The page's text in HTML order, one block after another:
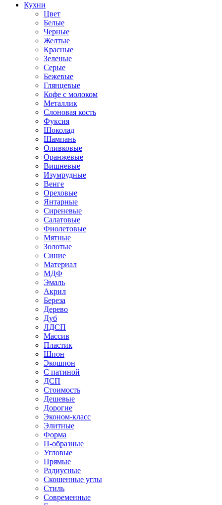
Кухни
Цвет
Белые
Черные
Желтые
Красные
Зеленые
Серые
Бежевые
Глянцевые
Кофе с молоком
Металлик
Слоновая кость
Фуксия
Шоколад
Шампань
Оливковые
Оранжевые
Вишневые
Изумрудные
Венге
Ореховые
Янтарные
Сиреневые
Салатовые
Фиолетовые
Мятные
Золотые
Синие
Материал
МДФ
Эмаль
Акрил
Береза
Дерево
Дуб
ЛДСП
Массив
Пластик
Шпон
Экошпон
С патиной
ДСП
Стоимость
Дешевые
Дорогие
Эконом-класс
Элитные
Форма
П-образные
Угловые
Прямые
Радиусные
Скошенные углы
Стиль
Современные